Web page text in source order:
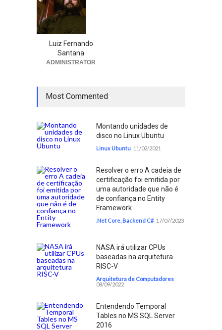
Luiz Fernando
Santana
ADMINISTRATOR
Most Commented
Montando unidades de
disco no Linux Ubuntu
Linux Ubuntu 11/02/2021
Resolver o erro A cadeia de
certificação foi emitida por
uma autoridade que não é
de confiança no Entity
Framework
.Net Core, Backend C# 17/07/2023
NASA irá utilizar CPUs
baseadas na arquitetura
RISC-V
Arquitetura de Computadores
08/09/2022
Entendendo Temporal
Tables no MS SQL Server
2016